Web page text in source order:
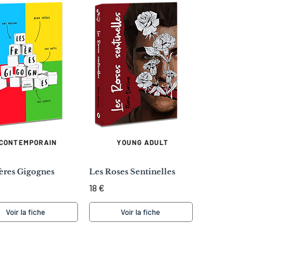
Gigognes
Voir la fiche
YOUNG ADULT
Les Roses Sentinelles
18 €
Voir la fiche